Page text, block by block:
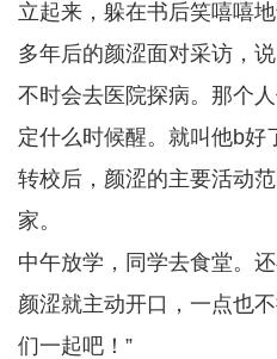
立起来，躲在书后笑嘻嘻
多年后的颜涩面对采访，
不时会去医院探病。那个
定什么时候醒。就叫他b好
转校后，颜涩的主要活动
家。
中午放学，同学去食堂。
颜涩就主动开口，一点也
们一起吧！”